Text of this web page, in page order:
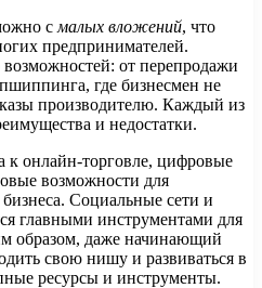
с малых вложений, что
предпринимателей.
от перепродажи
где бизнесмен не
производителю. Каждый из
и недостатки.
к онлайн-торговле, цифровые
возможности для
Социальные сети и
главными инструментами для
образом, даже начинающий
свою нишу и развиваться в
ресурсы и инструменты.